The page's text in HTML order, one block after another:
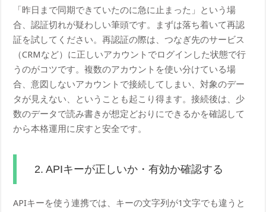
「昨日まで同期できていたのに急に止まった」という場
合、認証切れが疑わしい筆頭です。まずは落ち着いて再認
証を試してください。再認証の際は、つなぎ先のサービス
（CRMなど）に正しいアカウントでログインした状態で行
うのがコツです。複数のアカウントを使い分けている場
合、意図しないアカウントで接続してしまい、対象のデー
タが見えない、ということも起こり得ます。接続後は、少
数のデータで読み書きが想定どおりにできるかを確認して
から本格運用に戻すと安全です。
2. APIキーが正しいか・有効か確認する
APIキーを使う連携では、キーの文字列が1文字でも違うと